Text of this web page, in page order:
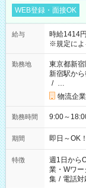
WEB登録・面接OK
給与
時給1414
※規定によ
勤務地
東京都新宿
新宿駅か
/ …
物流企業
勤務時間 9:00～
期間 即日～OK
特徴 週1日から
業・Wワー
集 / 電話対